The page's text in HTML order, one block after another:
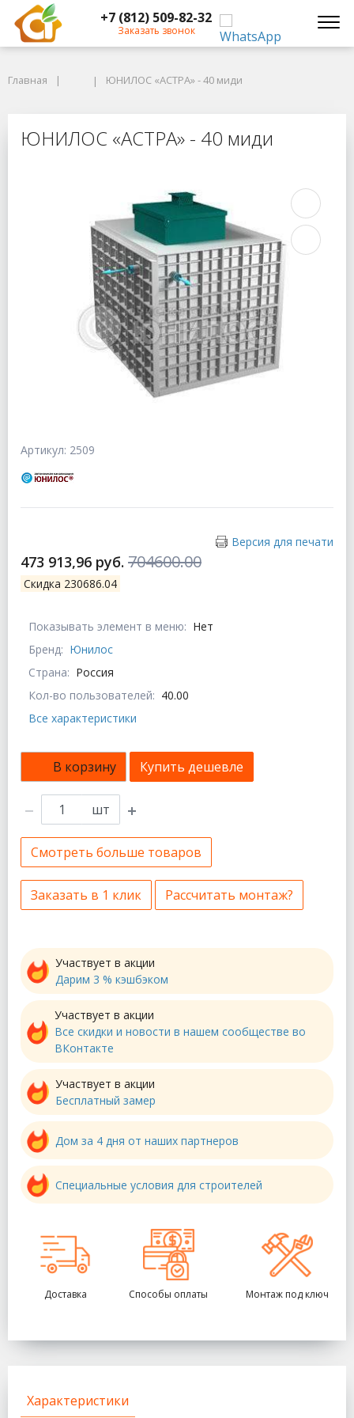
+7 (812) 509-82-32
Заказать звонок
ЮНИЛОС «АСТРА» - 40 миди
Главная ЮНИЛОС «АСТРА» - 40 миди
ЮНИЛОС «АСТРА» - 40 миди
Артикул: 2509
Версия для печати
473 913,96 руб. 704600.00
Скидка 230686.04
Показывать элемент в меню: Нет
Бренд: Юнилос
Страна: Россия
Кол-во пользователей: 40.00
Все характеристики
В корзину Купить дешевле
шт
Смотреть больше товаров
Заказать в 1 клик Рассчитать монтаж?
Участвует в акции
Дарим 3 % кэшбэком
Участвует в акции
Все скидки и новости в нашем сообществе во
ВКонтакте
Участвует в акции
Бесплатный замер
Дом за 4 дня от наших партнеров
Специальные условия для строителей
Доставка Способы оплаты Монтаж под ключ
Характеристики